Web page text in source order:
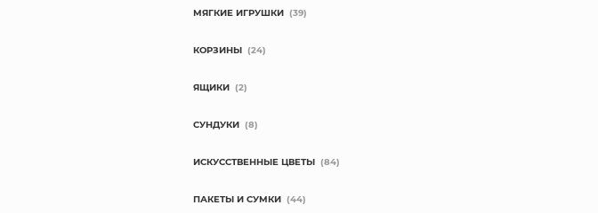
МЯГКИЕ ИГРУШКИ (39)
КОРЗИНЫ (24)
ЯЩИКИ (2)
СУНДУКИ (8)
ИСКУССТВЕННЫЕ ЦВЕТЫ (84)
ПАКЕТЫ И СУМКИ (44)